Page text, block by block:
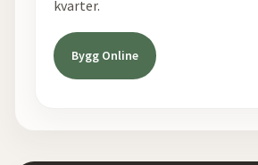
kvarter.
Bygg Online